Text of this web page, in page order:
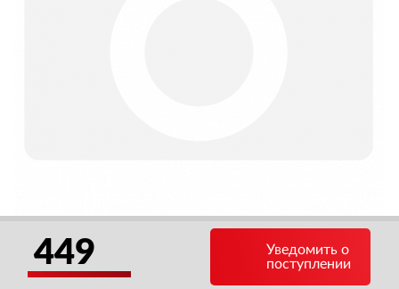
449
Уведомить о
поступлении